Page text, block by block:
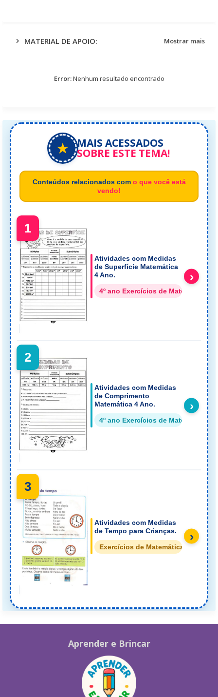
MATERIAL DE APOIO: Mostrar mais
Error:Nenhum resultado encontrado
★ MAIS ACESSADOS
SOBRE ESTE TEMA!
Conteúdos relacionados com o que você está
vendo!
1
Atividades com Medidas
de Superfície Matemática
4 Ano.
4º ano Exercícios de Matemática
›
2
Atividades com Medidas
de Comprimento
Matemática 4 Ano.
4º ano Exercícios de Matemática
›
3
Atividades com Medidas
de Tempo para Crianças.
Exercícios de Matemática
›
Aprender e Brincar